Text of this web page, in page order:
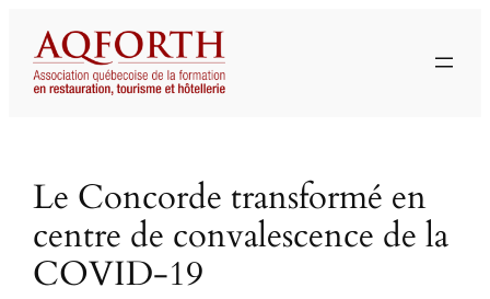
contenu
Le Concorde transformé en
centre de convalescence de la
COVID-19